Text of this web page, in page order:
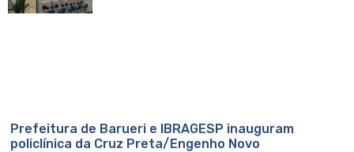
Prefeitura de Barueri e IBRAGESP inauguram
policlínica da Cruz Preta/Engenho Novo